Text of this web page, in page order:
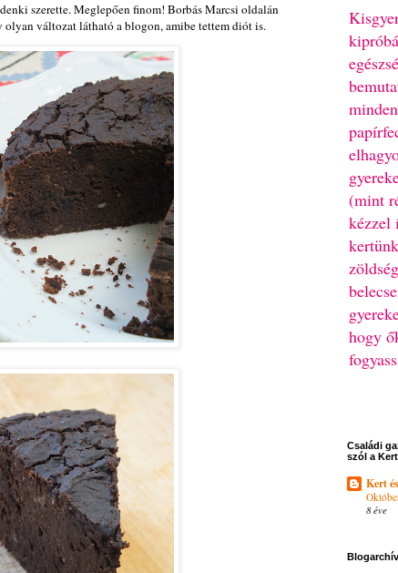
szerette. Meglepően finom! Borbás Marcsi oldalán
olyan változat látható a blogon, amibe tettem diót is.
(mint
kézzel
hogy
Családi
szól a
Kert
8 éve